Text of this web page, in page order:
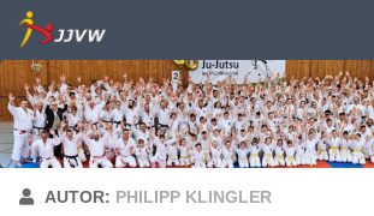
Zum Inhalt springen
AUTOR: PHILIPP KLINGLER